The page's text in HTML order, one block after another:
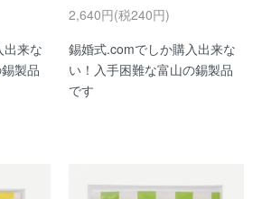
出来な
製品
2,640円(税240円)
錫婚式.comでしか購入出来な
い！入手困難な富山の錫製品
です